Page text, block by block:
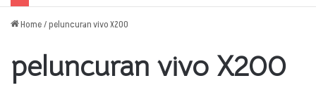
Home/peluncuran vivo X200
peluncuran vivo X200